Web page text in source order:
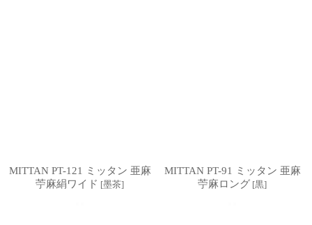
MITTAN PT-121 ミッタン 亜麻
苧麻絹ワイド [墨茶]
MITTAN PT-91 ミッタン 亜麻
苧麻ロング [黒]